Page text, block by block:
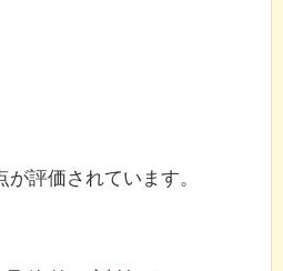
評価されています。